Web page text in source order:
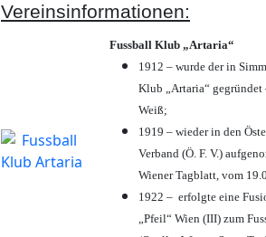
Vereinsinformationen:
Fussball Klub „Artaria“
1912 – wurde der in
Klub „Artaria“ gegründet
Weiß;
1919 – wieder in den
Verband (Ö. F. V.)
Wiener Tagblatt, vom
1922 – erfolgte eine
„Pfeil“ Wien (III) zum